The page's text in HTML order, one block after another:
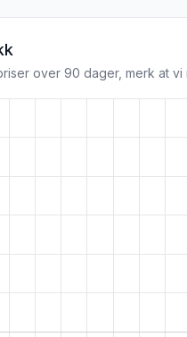
over 90 dager, merk at